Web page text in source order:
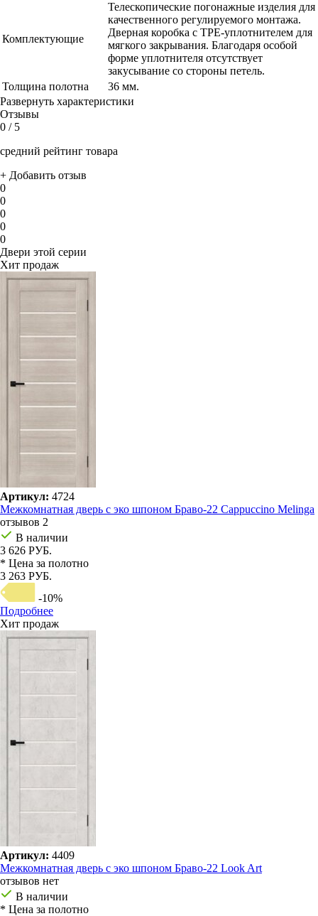
Комплектующие
Телескопические погонажные изделия для
качественного регулируемого монтажа.
Дверная коробка с TPE-уплотнителем для
мягкого закрывания. Благодаря особой
форме уплотнителя отсутствует
закусывание со стороны петель.
Толщина полотна
36 мм.
Развернуть характеристики
Отзывы
0 / 5
средний рейтинг товара
+ Добавить отзыв
0
0
0
0
0
Двери этой серии
Хит продаж
Артикул: 4724
Межкомнатная дверь с эко шпоном Браво-22 Cappuccino Melinga
отзывов 2
В наличии
3 626 РУБ.
* Цена за полотно
3 263 РУБ.
-10%
Подробнее
Хит продаж
Артикул: 4409
Межкомнатная дверь с эко шпоном Браво-22 Look Art
отзывов нет
В наличии
* Цена за полотно